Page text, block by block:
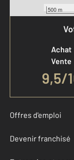
500 m
Achat
Vente
9,5/
Offres d'emploi
Devenir franchisé